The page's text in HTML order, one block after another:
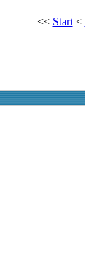
<< Start<